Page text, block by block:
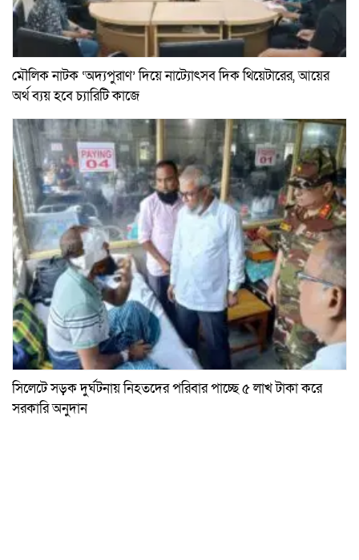
মৌলিক নাটক ‘অদ্যপুরাণ’ দিয়ে নাট্যোৎসব দিক থিয়েটারের, আয়ের
অর্থ ব্যয় হবে চ্যারিটি কাজে
সিলেটে সড়ক দুর্ঘটনায় নিহতদের পরিবার পাচ্ছে ৫ লাখ টাকা করে
সরকারি অনুদান